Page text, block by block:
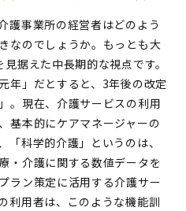
護事業所の経営者はどのよう
なのでしょうか。もっとも大
据えた中長期的な視点です。
年」だとすると、3年後の改定
。現在、介護サービスの利用
基本的にケアマネージャーの
「科学的介護」というのは、
・介護に関する数値データを
ラン策定に活用する介護サー
利用者は、このような機能訓